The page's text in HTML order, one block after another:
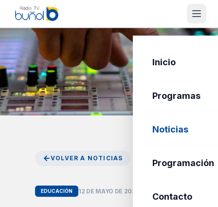
Inicio
Programas
Noticias
Programación
Contacto
VOLVER A NOTICIAS
EDUCACIÓN 12 DE MAYO DE 2026